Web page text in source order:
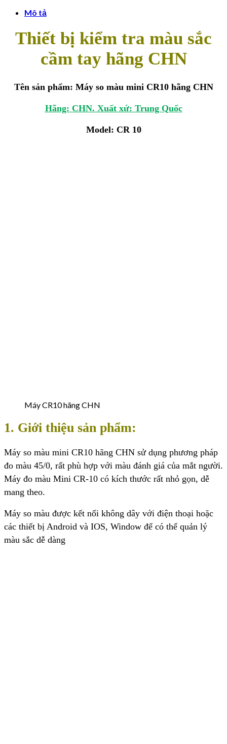
Mô tả
Thiết bị kiểm tra màu sắc
cầm tay hãng CHN
Tên sản phẩm: Máy so màu mini CR10 hãng CHN
Hãng: CHN. Xuất xứ: Trung Quốc
Model: CR 10
Máy CR10 hãng CHN
1. Giới thiệu sản phẩm:
Máy so màu mini CR10 hãng CHN sử dụng phương pháp
đo màu 45/0, rất phù hợp với màu đánh giá của mắt người.
Máy đo màu Mini CR-10 có kích thước rất nhỏ gọn, dễ
mang theo.
Máy so màu được kết nối không dây với điện thoại hoặc
các thiết bị Android và IOS, Window để có thể quản lý
màu sắc dễ dàng